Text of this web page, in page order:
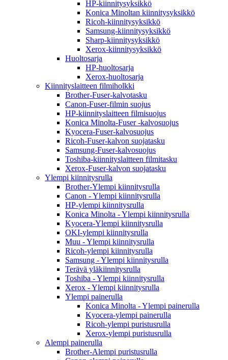
HP-kiinnitysyksikkö
Konica Minoltan kiinnitysyksikkö
Ricoh-kiinnitysyksikkö
Samsung-kiinnitysyksikkö
Sharp-kiinnitysyksikkö
Xerox-kiinnitysyksikkö
Huoltosarja
HP-huoltosarja
Xerox-huoltosarja
Kiinnityslaitteen filmiholkki
Brother-Fuser-kalvotasku
Canon-Fuser-filmin suojus
HP-kiinnityslaitteen filmisuojus
Konica Minolta-Fuser -kalvosuojus
Kyocera-Fuser-kalvosuojus
Ricoh-Fuser-kalvon suojatasku
Samsung-Fuser-kalvosuojus
Toshiba-kiinnityslaitteen filmitasku
Xerox-Fuser-kalvon suojatasku
Ylempi kiinnitysrulla
Brother-Ylempi kiinnitysrulla
Canon - Ylempi kiinnitysrulla
HP-ylempi kiinnitysrulla
Konica Minolta - Ylempi kiinnitysrulla
Kyocera-Ylempi kiinnitysrulla
OKI-ylempi kiinnitysrulla
Muu - Ylempi kiinnitysrulla
Ricoh-ylempi kiinnitysrulla
Samsung - Ylempi kiinnitysrulla
Terävä yläkiinnitysrulla
Toshiba - Ylempi kiinnitysrulla
Xerox - Ylempi kiinnitysrulla
Ylempi painerulla
Konica Minolta - Ylempi painerulla
Kyocera-ylempi painerulla
Ricoh-ylempi puristusrulla
Xerox-ylempi puristusrulla
Alempi painerulla
Brother-Alempi puristusrulla